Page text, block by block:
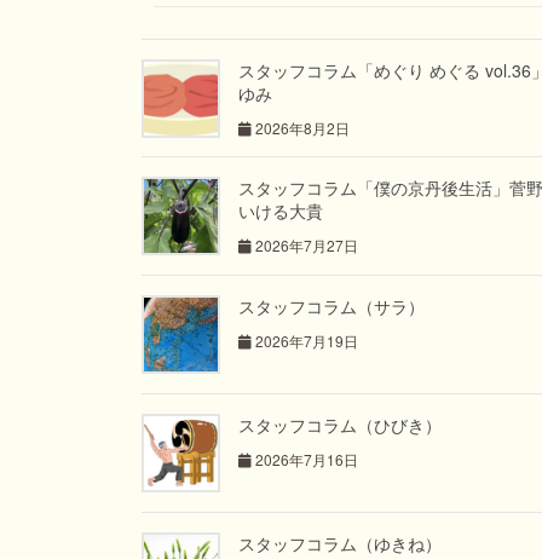
スタッフコラム「めぐり めぐる vol.36
ゆみ
2026年8月2日
スタッフコラム「僕の京丹後生活」菅
いける大貴
2026年7月27日
スタッフコラム（サラ）
2026年7月19日
スタッフコラム（ひびき）
2026年7月16日
スタッフコラム（ゆきね）